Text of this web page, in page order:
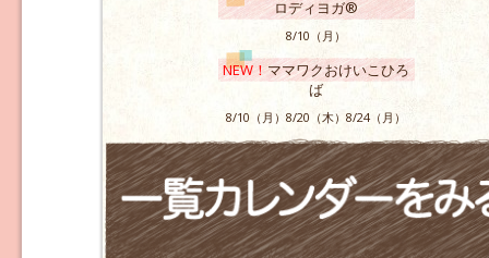
ロディヨガ®
8/10（月）
NEW！ママワクおけいこひろ
ば
8/10（月）8/20（木）8/24（月）